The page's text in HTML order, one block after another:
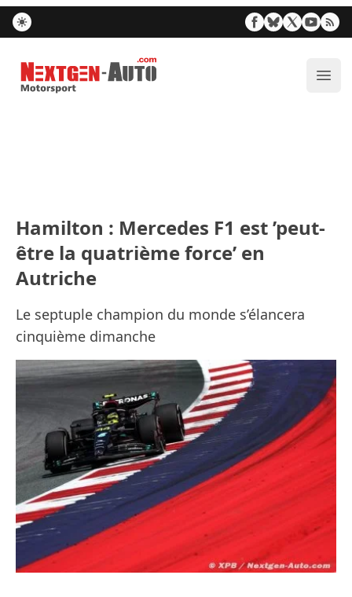
Nextgen-Auto.com
Hamilton : Mercedes F1 est ’peut-
être la quatrième force’ en
Autriche
Le septuple champion du monde s’élancera
cinquième dimanche